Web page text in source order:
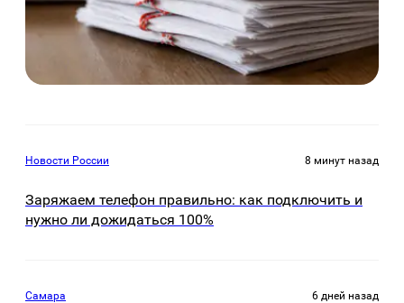
Новости России 8 минут назад
Заряжаем телефон правильно: как подключить и
нужно ли дожидаться 100%
Самара 6 дней назад